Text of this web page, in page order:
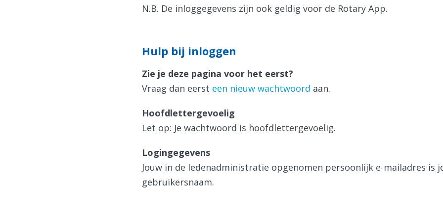
N.B. De inloggegevens zijn ook geldig voor de Rotary App.
Hulp bij inloggen
Zie je deze pagina voor het eerst?
Vraag dan eerst een nieuw wachtwoord aan.
Hoofdlettergevoelig
Let op: Je wachtwoord is hoofdlettergevoelig.
Logingegevens
Jouw in de ledenadministratie opgenomen persoonlijk e-mailadres is
gebruikersnaam.